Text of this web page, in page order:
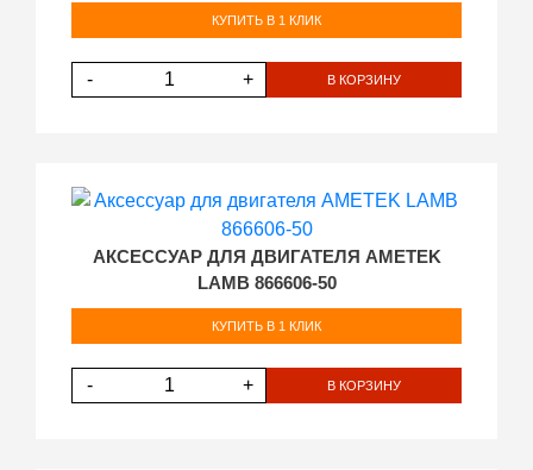
КУПИТЬ В 1 КЛИК
- + В КОРЗИНУ
АКСЕССУАР ДЛЯ ДВИГАТЕЛЯ AMETEK
LAMB 866606-50
КУПИТЬ В 1 КЛИК
- + В КОРЗИНУ